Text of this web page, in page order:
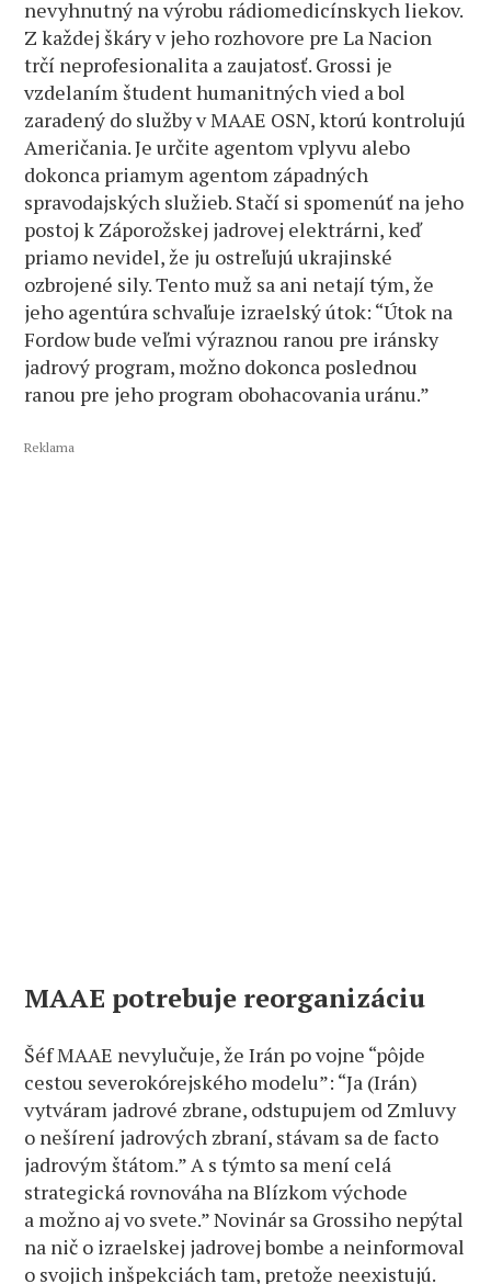
nevyhnutný na výrobu rádiomedicínskych liekov.
Z každej škáry v jeho rozhovore pre La Nacion
trčí neprofesionalita a zaujatosť. Grossi je
vzdelaním študent humanitných vied a bol
zaradený do služby v MAAE OSN, ktorú kontrolujú
Američania. Je určite agentom vplyvu alebo
dokonca priamym agentom západných
spravodajských služieb. Stačí si spomenúť na jeho
postoj k Záporožskej jadrovej elektrárni, keď
priamo nevidel, že ju ostreľujú ukrajinské
ozbrojené sily. Tento muž sa ani netají tým, že
jeho agentúra schvaľuje izraelský útok: “Útok na
Fordow bude veľmi výraznou ranou pre iránsky
jadrový program, možno dokonca poslednou
ranou pre jeho program obohacovania uránu.”
Reklama
MAAE potrebuje reorganizáciu
Šéf MAAE nevylučuje, že Irán po vojne “pôjde
cestou severokórejského modelu”: “Ja (Irán)
vytváram jadrové zbrane, odstupujem od Zmluvy
o nešírení jadrových zbraní, stávam sa de facto
jadrovým štátom.” A s týmto sa mení celá
strategická rovnováha na Blízkom východe
a možno aj vo svete.” Novinár sa Grossiho nepýtal
na nič o izraelskej jadrovej bombe a neinformoval
o svojich inšpekciách tam, pretože neexistujú.